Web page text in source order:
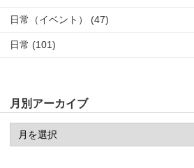
日常（イベント） (47)
日常 (101)
月別アーカイブ